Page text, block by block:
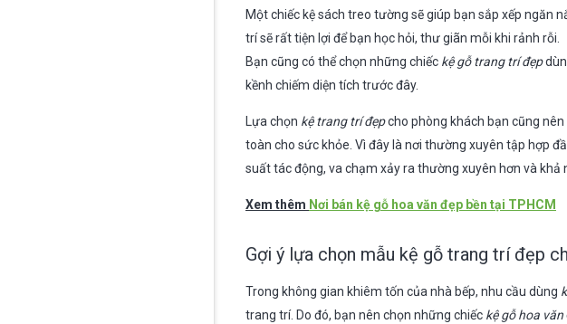
Một chiếc kệ sách treo tường sẽ giúp bạn sắp xếp ngăn
trí sẽ rất tiện lợi để bạn học hỏi, thư giãn mỗi khi rảnh rỗi.
Bạn cũng có thể chọn những chiếc kệ gỗ trang trí đẹp
kềnh chiếm diện tích trước đây.
Lựa chọn kệ trang trí đẹpcho phòng khách bạn cũng nên
toàn cho sức khỏe. Vì đây là nơi thường xuyên tập hợp
suất tác động, va chạm xảy ra thường xuyên hơn và khả
Xem thêm Nơi bán kệ gỗ hoa văn đẹp bền tại TPHCM
Gợi ý lựa chọn mẫu kệ gỗ trang trí đẹp
Trong không gian khiêm tốn của nhà bếp, nhu cầu dùng
trang trí. Do đó, bạn nên chọn những chiếc kệ gỗ hoa văn